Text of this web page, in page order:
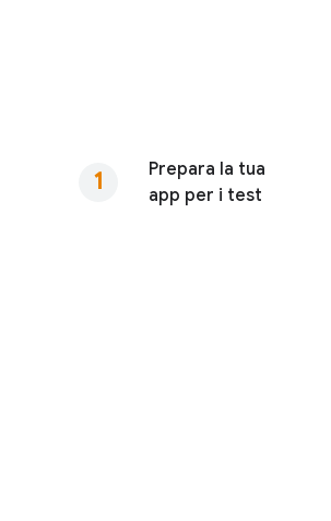
Prepara la tua
app per i test